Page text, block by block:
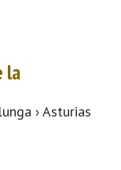
la
› Asturias